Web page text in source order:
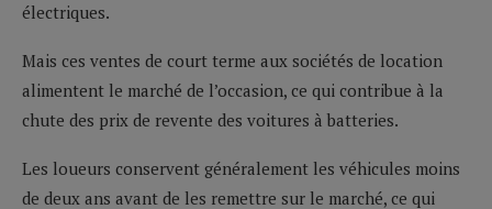
électriques.
Mais ces ventes de court terme aux sociétés de location
alimentent le marché de l’occasion, ce qui contribue à la
chute des prix de revente des voitures à batteries.
Les loueurs conservent généralement les véhicules moins
de deux ans avant de les remettre sur le marché, ce qui